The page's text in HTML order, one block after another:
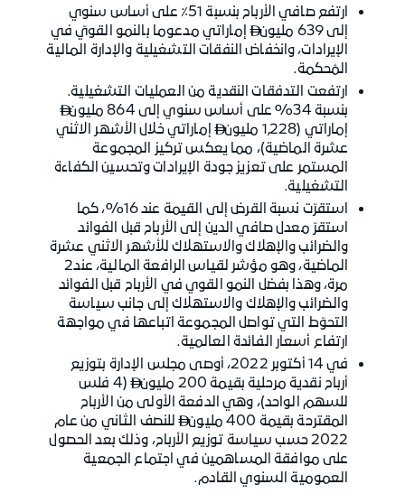
ارتفع صافي الأرباح بنسبة 51٪ على أساس سنوي
إلى 639 مليون
 إماراتي مدعوما بالنمو القويّ في
الإيرادات، وانخفاض النفقات التشغيلية والإدارة المالية
المُحكمة.
ارتفعت التدفقات النقدية من العمليات التشغيلية.
بنسبة 34% على أساس سنوي إلى 864 مليون

إماراتي (1,228 مليون إماراتي خلال الأشهر الاثني
عشرة الماضية)، مما يعكس تركيز المجموعة
المستمر على تعزيز جودة الإيرادات وتحسين الكفاءة
التشغيلية.
استقرّت نسبة القرض إلى القيمة عند 16%، كما
استقرّ معدل صافي الدين إلى الأرباح قبل الفوائد
والضرائب والإهلاك والاستهلاك للأشهر الاثني عشرة
الماضية، وهو مؤشر لقياس الرافعة المالية، عند2
مرة، وهذا بفضل النمو القوي في الأرباح قبل الفوائد
والضرائب والإهلاك والاستهلاك إلى جانب سياسة
التحوّط التي تواصل المجموعة اتباعها في مواجهة
ارتفاع أسعار الفائدة العالمية.
في 14 أكتوبر 2022، أوصى مجلس الإدارة بتوزيع
أرباح نقدية مرحلية بقيمة 200 مليون

(4 فلس
للسهم الواحد)، وهي الدفعة الأولى من الأرباح
المقترحة بقيمة 400 مليون
للنصف الثاني من عام
2022 حسب سياسة توزيع الأرباح، وذلك بعد الحصول
على موافقة المساهمين في اجتماع الجمعية
العمومية السنوي القادم.